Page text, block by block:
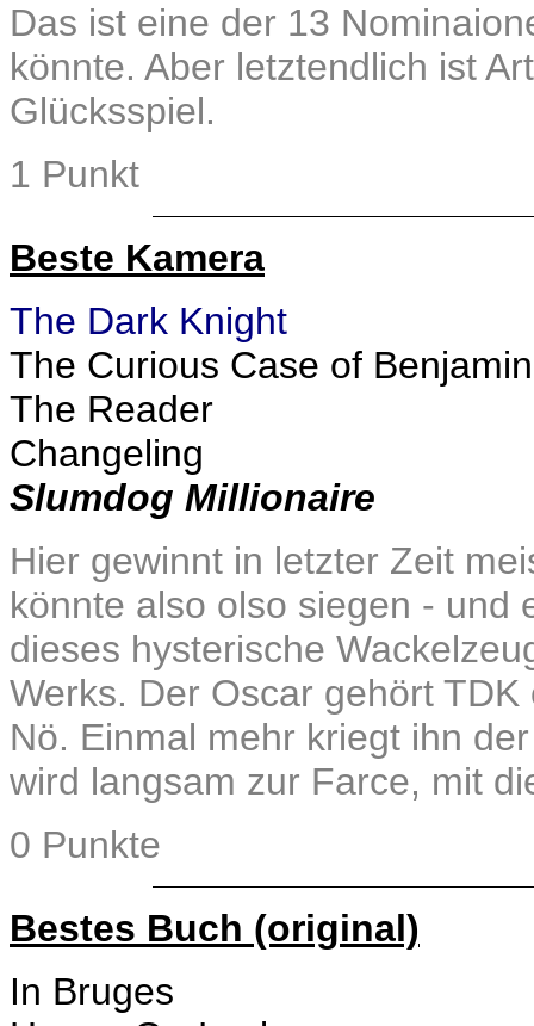
Das ist eine der 13
könnte. Aber letztendlich ist
Glücksspiel.
1 Punkt
Beste Kamera
The Dark Knight
The Curious Case of
The Reader
Changeling
Slumdog Millionaire
Hier gewinnt in letzter Zeit
könnte also olso siegen - und
dieses hysterische
Werks. Der Oscar gehört
Nö. Einmal mehr kriegt ihn
wird langsam zur Farce, mit
0 Punkte
Bestes Buch (original)
In Bruges